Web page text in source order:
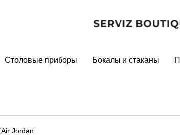
Столовые приборы Бокалы и стаканы